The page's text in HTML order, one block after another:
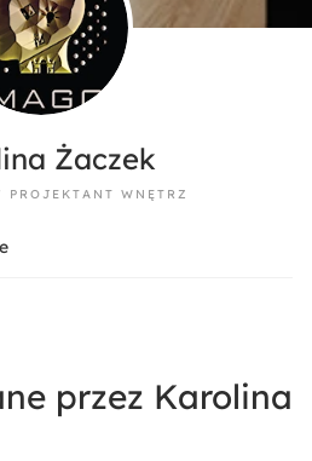
Żaczek
WNĘTRZ
przez Karolina